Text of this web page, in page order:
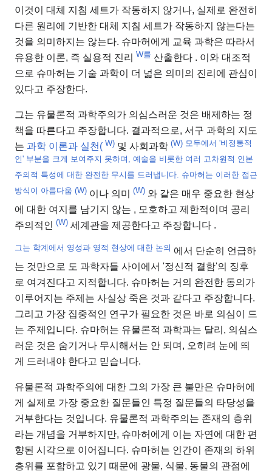
이것이 대체 지침 세트가 작동하지 않거나, 실제로 완전히
다른 원리에 기반한 대체 지침 세트가 작동하지 않는다는
것을 의미하지는 않는다. 슈마허에게 교육 과학은 따라서
유용한 이론, 즉 실용적 진리 W를 산출한다 . 이와 대조적
으로 슈마허는 기술 과학이 더 넓은 의미의 진리에 관심이
있다고 주장한다.
그는 유물론적 과학주의가 의심스러운 것은 배제하는 정
책을 따른다고 주장합니다. 결과적으로, 서구 과학의 지도
는 과학 이론과 실천( W) 및 사회과학 (W) 모두에서 '비정통적
인' 부분을 크게 보여주지 못하며, 예술을 비롯한 여러 고차원적 인본
주의적 특성에 대한 완전한 무시를 드러냅니다. 슈마허는 이러한 접근
방식이 아름다움 (W) 이나 의미 (W) 와 같은 매우 중요한 현상
에 대한 여지를 남기지 않는 , 모호하고 제한적이며 공리
주의적인 (W) 세계관을 제공한다고 주장합니다 .
그는 학계에서 영성과 영적 현상에 대한 논의 에서 단순히 언급하
는 것만으로 도 과학자들 사이에서 '정신적 결함'의 징후
로 여겨진다고 지적합니다. 슈마허는 거의 완전한 동의가
이루어지는 주제는 사실상 죽은 것과 같다고 주장합니다.
그리고 가장 집중적인 연구가 필요한 것은 바로 의심이 드
는 주제입니다. 슈마허는 유물론적 과학과는 달리, 의심스
러운 것은 숨기거나 무시해서는 안 되며, 오히려 눈에 띄
게 드러내야 한다고 믿습니다.
유물론적 과학주의에 대한 그의 가장 큰 불만은 슈마허에
게 실제로 가장 중요한 질문들인 특정 질문들의 타당성을
거부한다는 것입니다. 유물론적 과학주의는 존재의 층위
라는 개념을 거부하지만, 슈마허에게 이는 자연에 대한 편
향된 시각으로 이어집니다. 슈마허는 인간이 존재의 하위
층위를 포함하고 있기 때문에 광물, 식물, 동물의 관점에